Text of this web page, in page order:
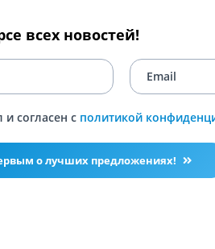
всех новостей!
согласен с политикой
о лучших предложениях!